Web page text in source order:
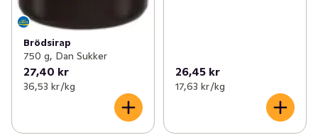
Brödsirap
750 g, Dan Sukker
27,40 kr
36,53 kr /kg
26,45 kr
17,63 kr /kg